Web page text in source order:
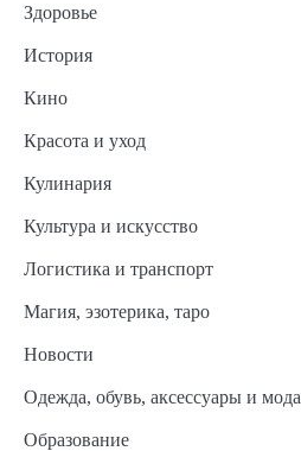
Здоровье
История
Кино
Красота и уход
Кулинария
Культура и искусство
Логистика и транспорт
Магия, эзотерика, таро
Новости
Одежда, обувь, аксессуары и мода
Образование